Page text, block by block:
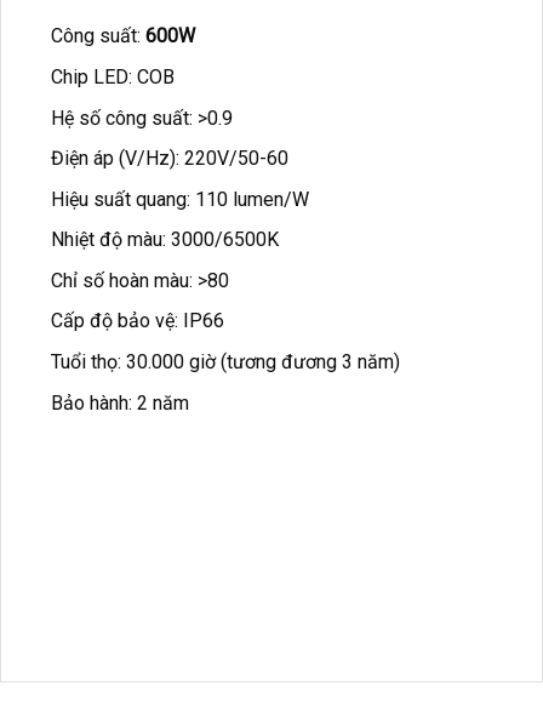
Công suất: 600W
Chip LED: COB
Hệ số công suất: >0.9
Điện áp (V/Hz): 220V/50-60
Hiệu suất quang: 110 lumen/W
Nhiệt độ màu: 3000/6500K
Chỉ số hoàn màu: >80
Cấp độ bảo vệ: IP66
Tuổi thọ: 30.000 giờ (tương đương 3 năm)
Bảo hành: 2 năm